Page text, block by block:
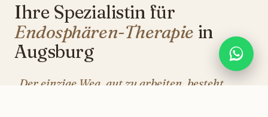
Ihre Spezialistin für
Endosphären-Therapie in
Augsburg
„Der einzige Weg, gut zu arbeiten, besteht